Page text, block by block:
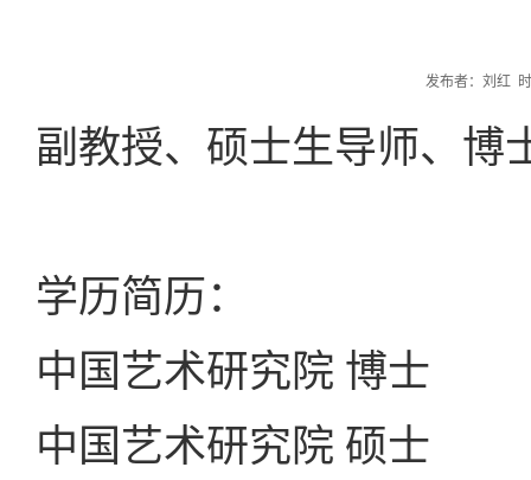
发布者：刘红
副教授、硕士生导师、博
学历简历：
中国艺术研究院 博士
中国艺术研究院 硕士